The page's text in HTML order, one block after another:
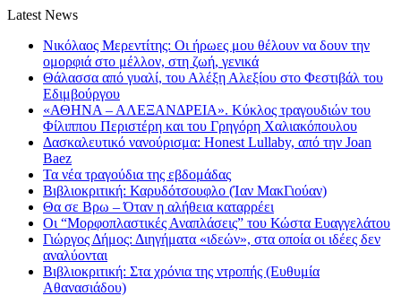
Latest News
Νικόλαος Μερεντίτης: Οι ήρωες μου θέλουν να δουν την
ομορφιά στο μέλλον, στη ζωή, γενικά
Θάλασσα από γυαλί, του Αλέξη Αλεξίου στο Φεστιβάλ του
Εδιμβούργου
«ΑΘΗΝΑ – ΑΛΕΞΑΝΔΡΕΙΑ». Κύκλος τραγουδιών του
Φίλιππου Περιστέρη και του Γρηγόρη Χαλιακόπουλου
Δασκαλευτικό νανούρισμα: Honest Lullaby, από την Joan
Baez
Τα νέα τραγούδια της εβδομάδας
Βιβλιοκριτική: Καρυδότσουφλο (Ίαν ΜακΓιούαν)
Θα σε Βρω – Όταν η αλήθεια καταρρέει
Οι “Μορφοπλαστικές Αναπλάσεις” του Κώστα Ευαγγελάτου
Γιώργος Δήμος: Διηγήματα «ιδεών», στα οποία οι ιδέες δεν
αναλύονται
Βιβλιοκριτική: Στα χρόνια της ντροπής (Ευθυμία
Αθανασιάδου)